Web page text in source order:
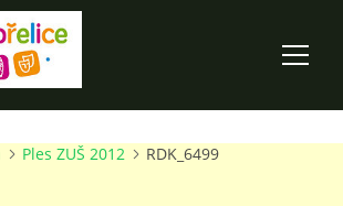
Ples ZUŠ 2012 RDK_6499